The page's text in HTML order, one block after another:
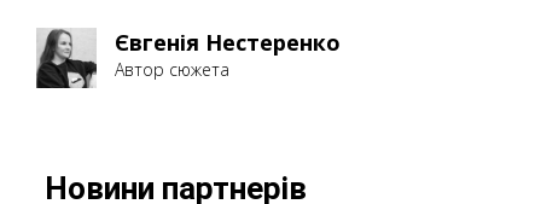
Євгенія Нестеренко
Автор сюжета